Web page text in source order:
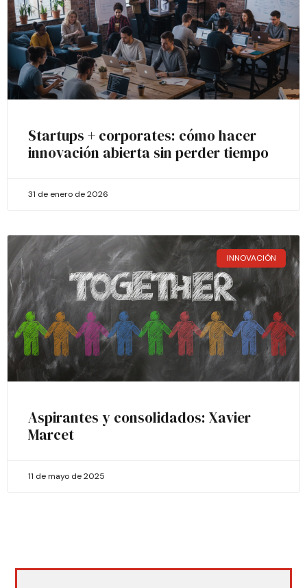
Startups + corporates: cómo hacer
innovación abierta sin perder tiempo
31 de enero de 2026
INNOVACIÓN
Aspirantes y consolidados: Xavier
Marcet
11 de mayo de 2025